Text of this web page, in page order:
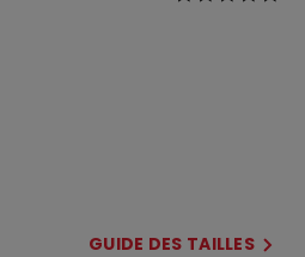
GUIDE DES TAILLES